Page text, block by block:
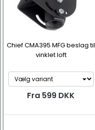
Chief CMA395 MFG beslag til
vinklet loft
Fra 599 DKK